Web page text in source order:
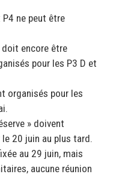
ne peut être
encore être
pour les P3 D et
organisés pour les
» doivent
20 juin au plus tard.
au 29 juin, mais
aucune réunion